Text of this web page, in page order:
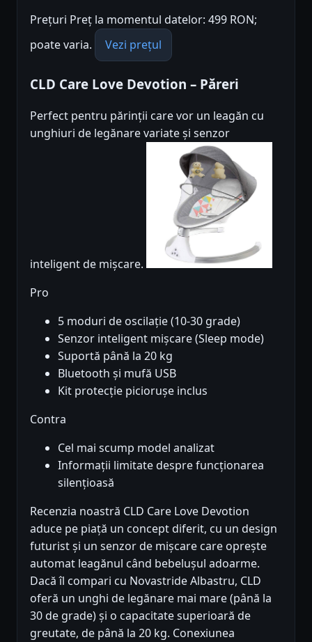
Prețuri Preț la momentul datelor: 499 RON;
poate varia.
Vezi prețul
CLD Care Love Devotion – Păreri
Perfect pentru părinții care vor un leagăn cu
unghiuri de legănare variate și senzor
inteligent de mișcare.
Pro
5 moduri de oscilație (10-30 grade)
Senzor inteligent mișcare (Sleep mode)
Suportă până la 20 kg
Bluetooth și mufă USB
Kit protecție piciorușe inclus
Contra
Cel mai scump model analizat
Informații limitate despre funcționarea
silențioasă
Recenzia noastră CLD Care Love Devotion
aduce pe piață un concept diferit, cu un design
futurist și un senzor de mișcare care oprește
automat leagănul când bebelușul adoarme.
Dacă îl compari cu Novastride Albastru, CLD
oferă un unghi de legănare mai mare (până la
30 de grade) și o capacitate superioară de
greutate, de până la 20 kg. Conexiunea